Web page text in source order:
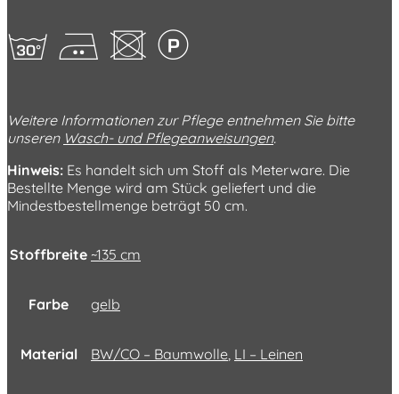
gEUL
Weitere Informationen zur Pflege entnehmen Sie bitte
unseren Wasch- und Pflegeanweisungen.
Hinweis: Es handelt sich um Stoff als Meterware. Die
Bestellte Menge wird am Stück geliefert und die
Mindestbestellmenge beträgt 50 cm.
Stoffbreite ~135 cm
Farbe gelb
Material BW/CO – Baumwolle, LI – Leinen